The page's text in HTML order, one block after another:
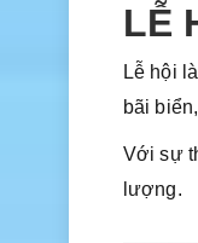
LỄ
Lễ hội
bãi
Với sự
lượng.